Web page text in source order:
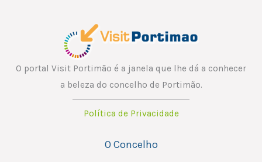
O portal Visit Portimão é a janela que lhe dá a conhecer
a beleza do concelho de Portimão.
Política de Privacidade
O Concelho